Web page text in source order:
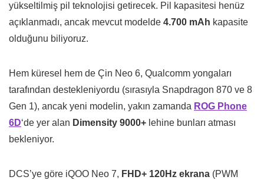
yükseltilmiş pil teknolojisi getirecek. Pil kapasitesi henüz
açıklanmadı, ancak mevcut modelde 4.700 mAh kapasite
olduğunu biliyoruz.
Hem küresel hem de Çin Neo 6, Qualcomm yongaları
tarafından destekleniyordu (sırasıyla Snapdragon 870 ve 8
Gen 1), ancak yeni modelin, yakın zamanda ROG Phone
6D‘de yer alan Dimensity 9000+ lehine bunları atması
bekleniyor.
DCS’ye göre iQOO Neo 7, FHD+ 120Hz ekrana (PWM